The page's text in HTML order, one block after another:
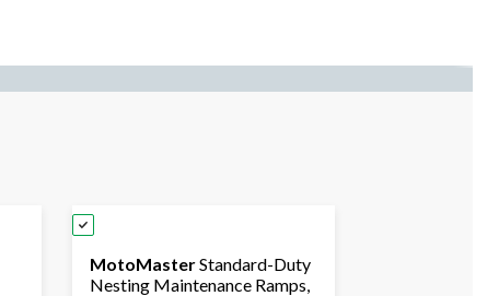
MotoMasterStandard-Duty
Nesting Maintenance Ramps,